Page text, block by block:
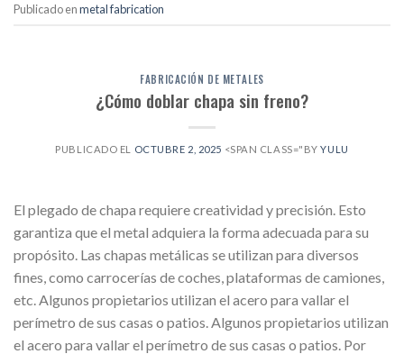
Publicado enmetal fabrication
FABRICACIÓN DE METALES
¿Cómo doblar chapa sin freno?
PUBLICADO EL OCTUBRE 2, 2025 <SPAN CLASS="BYYULU
El plegado de chapa requiere creatividad y precisión. Esto
garantiza que el metal adquiera la forma adecuada para su
propósito. Las chapas metálicas se utilizan para diversos
fines, como carrocerías de coches, plataformas de camiones,
etc. Algunos propietarios utilizan el acero para vallar el
perímetro de sus casas o patios. Algunos propietarios utilizan
el acero para vallar el perímetro de sus casas o patios. Por